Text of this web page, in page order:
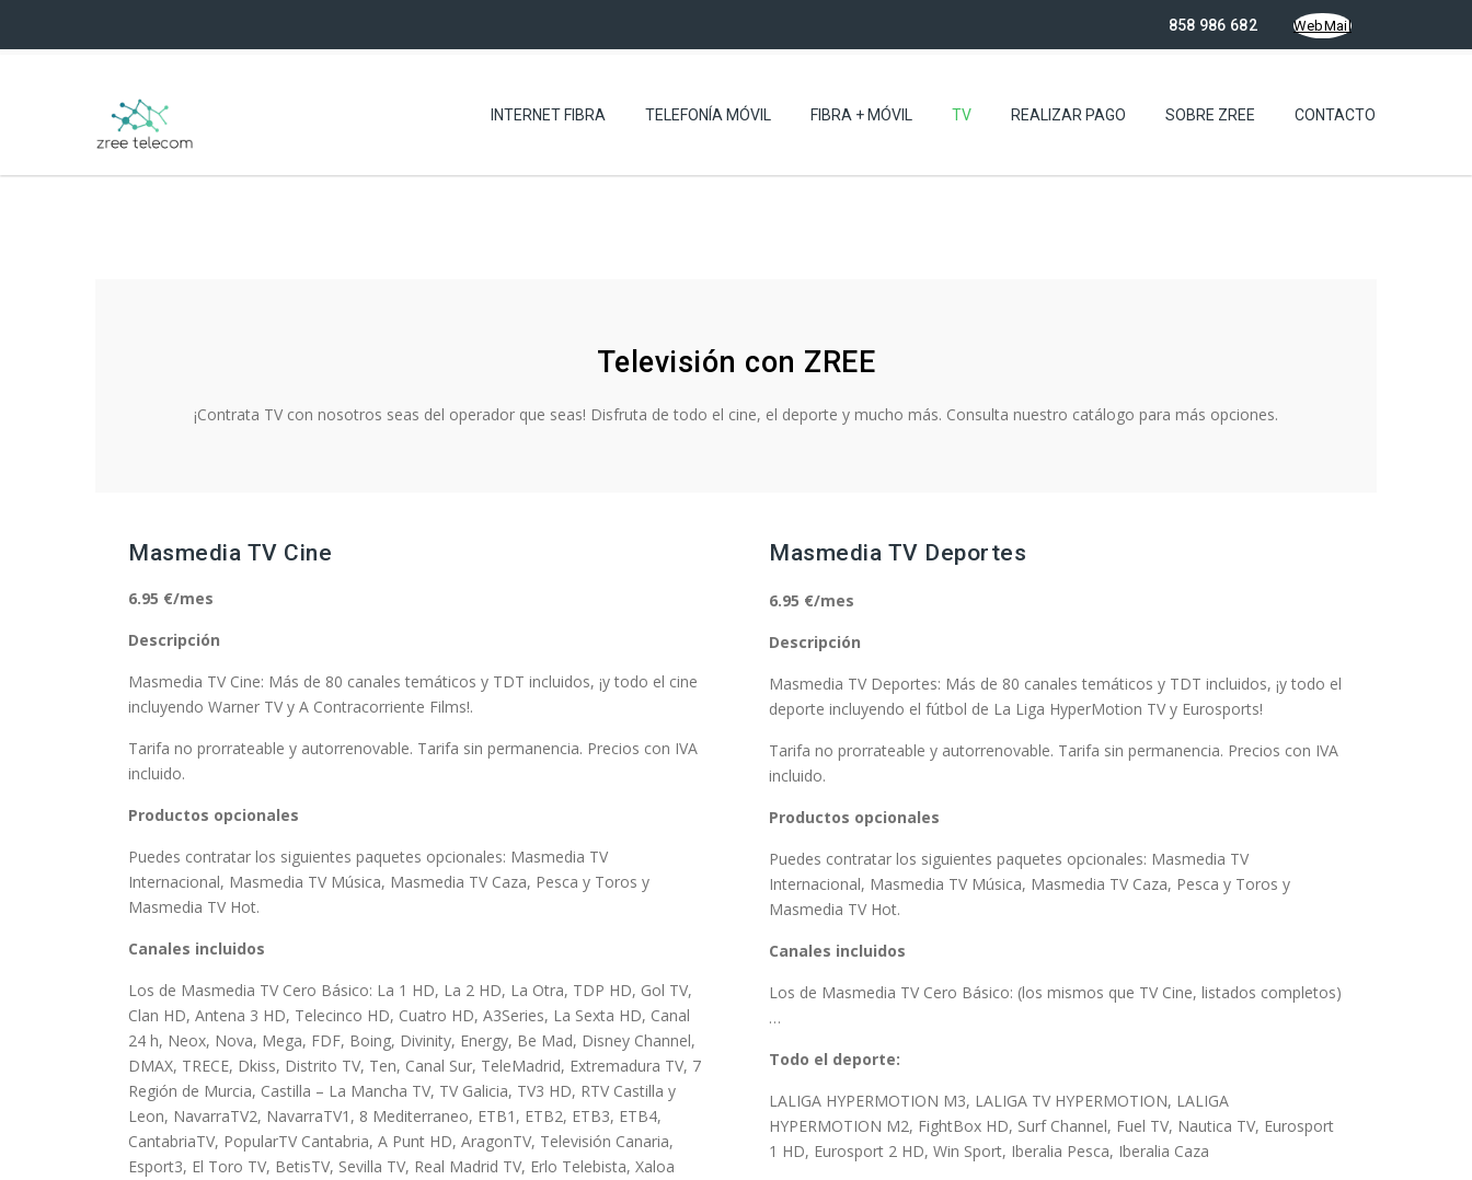
858 986 682 WebMail
INTERNET FIBRA TELEFONÍA MÓVIL FIBRA + MÓVIL TV REALIZAR PAGO SOBRE ZREE CONTACTO
Televisión con ZREE
¡Contrata TV con nosotros seas del operador que seas! Disfruta de todo el cine, el deporte y mucho más. Consulta nuestro catálogo para más opciones.
Masmedia TV Cine
6.95 €/mes
Descripción
Masmedia TV Cine: Más de 80 canales temáticos y TDT incluidos, ¡y todo el cine
incluyendo Warner TV y A Contracorriente Films!.
Tarifa no prorrateable y autorrenovable. Tarifa sin permanencia. Precios con IVA
incluido.
Productos opcionales
Puedes contratar los siguientes paquetes opcionales: Masmedia TV
Internacional, Masmedia TV Música, Masmedia TV Caza, Pesca y Toros y
Masmedia TV Hot.
Canales incluidos
Los de Masmedia TV Cero Básico: La 1 HD, La 2 HD, La Otra, TDP HD, Gol TV,
Clan HD, Antena 3 HD, Telecinco HD, Cuatro HD, A3Series, La Sexta HD, Canal
24 h, Neox, Nova, Mega, FDF, Boing, Divinity, Energy, Be Mad, Disney Channel,
DMAX, TRECE, Dkiss, Distrito TV, Ten, Canal Sur, TeleMadrid, Extremadura TV, 7
Región de Murcia, Castilla – La Mancha TV, TV Galicia, TV3 HD, RTV Castilla y
Leon, NavarraTV2, NavarraTV1, 8 Mediterraneo, ETB1, ETB2, ETB3, ETB4,
CantabriaTV, PopularTV Cantabria, A Punt HD, AragonTV, Televisión Canaria,
Esport3, El Toro TV, BetisTV, Sevilla TV, Real Madrid TV, Erlo Telebista, Xaloa
Masmedia TV Deportes
6.95 €/mes
Descripción
Masmedia TV Deportes: Más de 80 canales temáticos y TDT incluidos, ¡y todo el
deporte incluyendo el fútbol de La Liga HyperMotion TV y Eurosports!
Tarifa no prorrateable y autorrenovable. Tarifa sin permanencia. Precios con IVA
incluido.
Productos opcionales
Puedes contratar los siguientes paquetes opcionales: Masmedia TV
Internacional, Masmedia TV Música, Masmedia TV Caza, Pesca y Toros y
Masmedia TV Hot.
Canales incluidos
Los de Masmedia TV Cero Básico: (los mismos que TV Cine, listados completos)
…
Todo el deporte:
LALIGA HYPERMOTION M3, LALIGA TV HYPERMOTION, LALIGA
HYPERMOTION M2, FightBox HD, Surf Channel, Fuel TV, Nautica TV, Eurosport
1 HD, Eurosport 2 HD, Win Sport, Iberalia Pesca, Iberalia Caza